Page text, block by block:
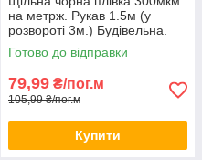
на метрж. Рукав 1.5м (у
розвороті 3м.) Будівельна.
Від бур'янів.
Готово до відправки
79,99 ₴/пог.м
105,99 ₴/пог.м
Купити